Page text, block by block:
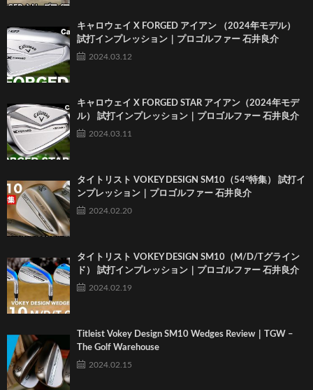
キャロウェイ X FORGED アイアン （2024年モデル）
試打インプレッション｜プロゴルファー 石井良介
2024.03.12
キャロウェイ X FORGED STAR アイアン（2024年モデ
ル） 試打インプレッション｜プロゴルファー 石井良介
2024.03.11
タイトリスト VOKEY DESIGN SM10（54°特集） 試打イ
ンプレッション｜プロゴルファー 石井良介
2024.02.20
タイトリスト VOKEY DESIGN SM10（M/D/Tグライン
ド） 試打インプレッション｜プロゴルファー 石井良介
2024.02.19
Titleist Vokey Design SM10 Wedges Review｜TGW –
The Golf Warehouse
2024.02.15